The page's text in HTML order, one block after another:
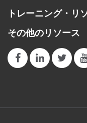
トレーニング・リ
その他のリソース